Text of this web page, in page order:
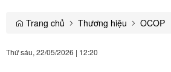
Trang chủ Thương hiệu OCOP
Thứ sáu, 22/05/2026 | 12:20